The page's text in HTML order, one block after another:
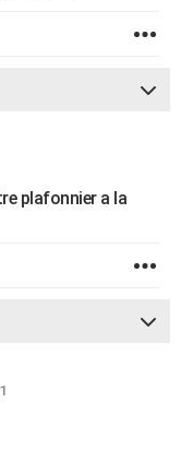
plafonnier a la